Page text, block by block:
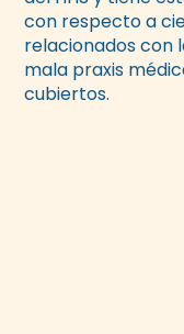
con respecto a
relacionados con
mala praxis
cubiertos.